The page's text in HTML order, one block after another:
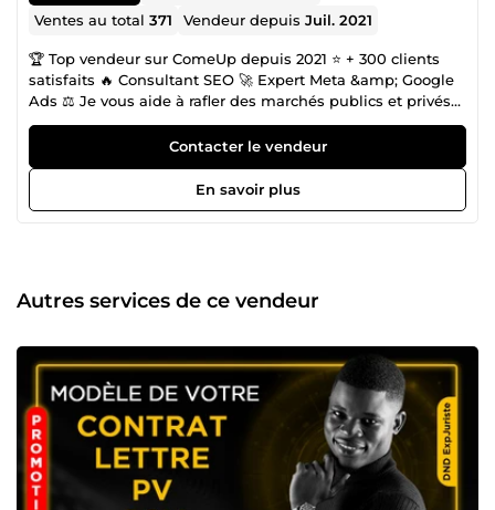
Ventes au total371 Vendeur depuisJuil. 2021
🏆 Top vendeur sur ComeUp depuis 2021 ⭐ + 300 clients
satisfaits 🔥 Consultant SEO 🚀 Expert Meta &amp; Google
Ads ⚖️ Je vous aide à rafler des marchés publics et privés
afin de multiplier votre CA SEO &amp; Copywriting | Appui
aux Soumissions d'Appel d'Offres dans les Marchés
Publics-Privés ⚡ Accélérez la croissance de votre entreprise
! Expert en Marchés Publics et Marketing Digital, j’aide les
d’expérience en cabinets juridiques et marketing digital,
Accompagnement en Marchés Publics ✔️ Rédaction SEO et
création de contenu optimisé ✔️ Rédaction de contrats
juridiques ✔️ Conseils en Business et Stratégies Digitales
💥 Pourquoi me choisir ? ✅ Expertise juridique et digitale
combinée ✅ Service rapide, efficace et personnalisé ✅
Disponible pour répondre à toutes vos questions 👉
Contactez-moi dès maintenant et boostons ensemble
Contacter le vendeur
En savoir plus
Autres services de ce vendeur